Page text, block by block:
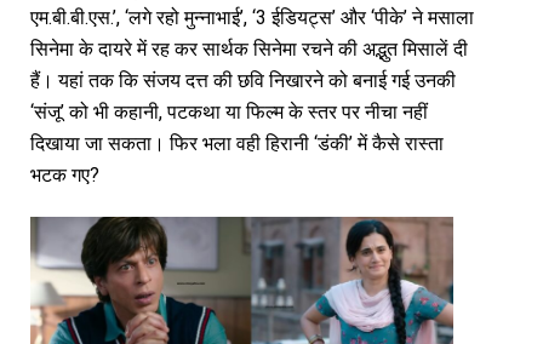
एम.बी.बी.एस.’, ‘लगे रहो मुन्नाभाई’, ‘3 ईडियट्स’ और ‘पीके’ ने मसाला
सिनेमा के दायरे में रह कर सार्थक सिनेमा रचने की अद्भुत मिसालें दी
हैं। यहां तक कि संजय दत्त की छवि निखारने को बनाई गई उनकी
‘संजू’ को भी कहानी, पटकथा या फिल्म के स्तर पर नीचा नहीं
दिखाया जा सकता। फिर भला वही हिरानी ‘डंकी’ में कैसे रास्ता
भटक गए?